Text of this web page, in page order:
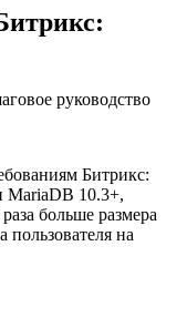
Битрикс:
MariaDB 10.3+,
больше размера
пользователя на